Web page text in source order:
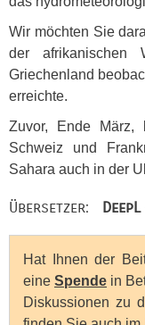
Wir möchten Sie
der afrikanischen
Griechenland
erreichte.
Zuvor, Ende
Schweiz und
Sahara auch in der
Übersetzer: DeepL
Hat Ihnen der
eine Spende in
Diskussionen zu